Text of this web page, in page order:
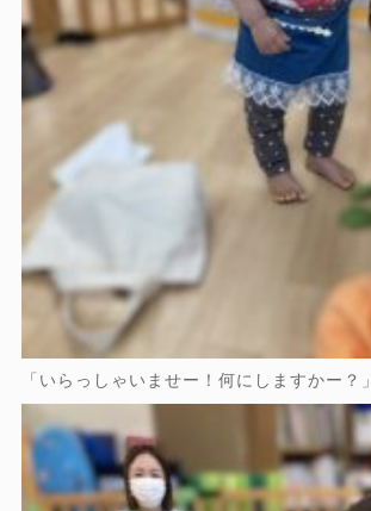
「いらっしゃいませー！何にしますかー？」